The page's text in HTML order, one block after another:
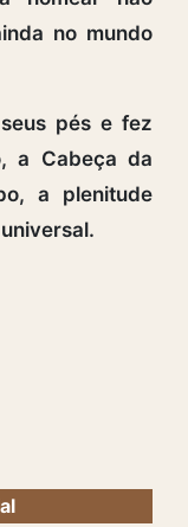
no mundo
pés e fez
a Cabeça da
a plenitude